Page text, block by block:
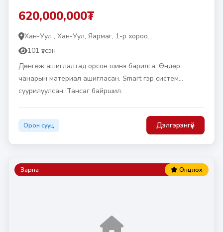
620,000,000₮
Хан-Уул , Хан-Уул, Яармаг, 1-р хороо...
101 үзсэн
Дөнгөж ашиглалтад орсон шинэ барилга. Өндөр
чанарын материал ашигласан. Smart гэр систем
суурилуулсан. Тансаг байршил.
Орон сууц Дэлгэрэнгүй
Зарна Онцлох